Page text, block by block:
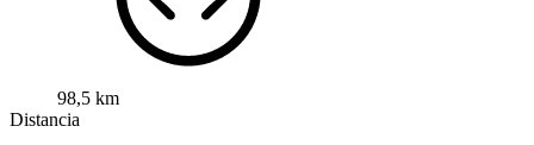
98,5 km
Distancia